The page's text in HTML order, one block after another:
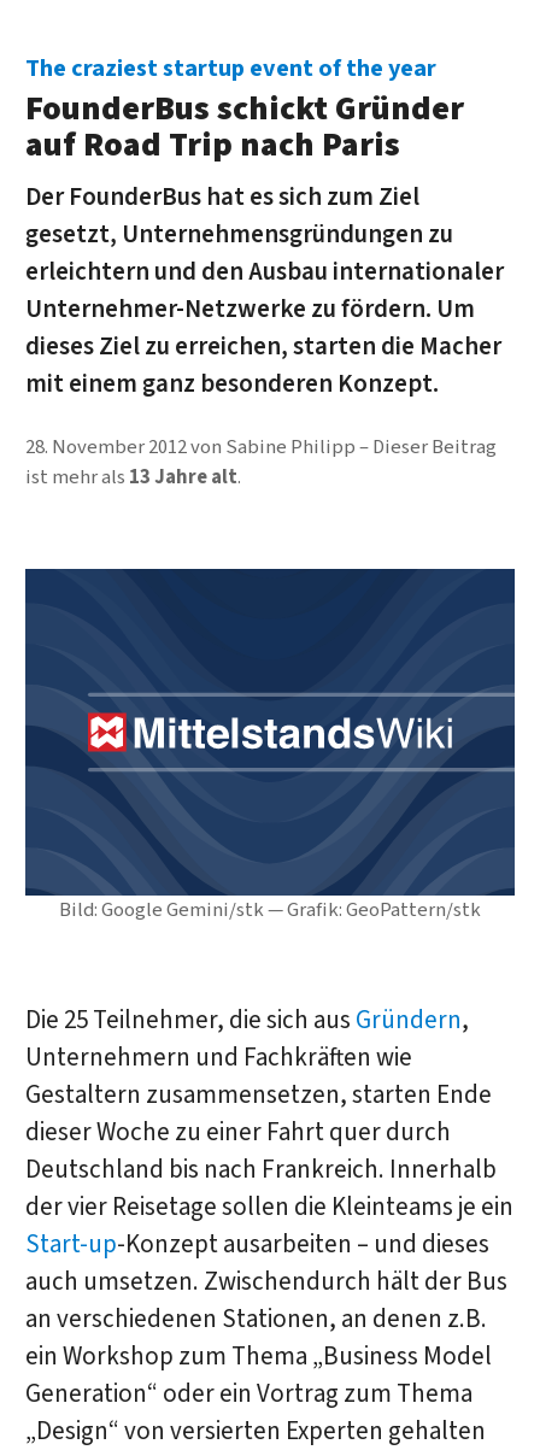
Bild: Google Gemini/stk — Grafik: GeoPattern/stk
The craziest startup event of the year
FounderBus schickt Gründer
auf Road Trip nach Paris
Der FounderBus hat es sich zum Ziel
gesetzt, Unternehmensgründungen zu
erleichtern und den Ausbau internationaler
Unternehmer-Netzwerke zu fördern. Um
dieses Ziel zu erreichen, starten die Macher
mit einem ganz besonderen Konzept.
28. November 2012von Sabine Philipp
Dieser Beitrag
ist mehr als 13 Jahre alt.
Die 25 Teilnehmer, die sich aus Gründern,
Unternehmern und Fachkräften wie
Gestaltern zusammensetzen, starten Ende
dieser Woche zu einer Fahrt quer durch
Deutschland bis nach Frankreich. Innerhalb
der vier Reisetage sollen die Kleinteams je ein
Start-up-Konzept ausarbeiten – und dieses
auch umsetzen. Zwischendurch hält der Bus
an verschiedenen Stationen, an denen z.B.
ein Workshop zum Thema „Business Model
Generation“ oder ein Vortrag zum Thema
„Design“ von versierten Experten gehalten